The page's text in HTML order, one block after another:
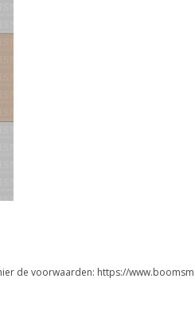
de voorwaarden: https://